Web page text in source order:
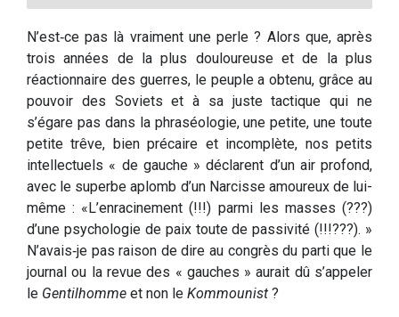
N’est‑ce pas là vraiment une perle ? Alors que, après
trois années de la plus douloureuse et de la plus
réactionnaire des guerres, le peuple a obtenu, grâce au
pouvoir des Soviets et à sa juste tactique qui ne
s’égare pas dans la phraséologie, une petite, une toute
petite trêve, bien précaire et incomplète, nos petits
intellectuels « de gauche » déclarent d’un air profond,
avec le superbe aplomb d’un Narcisse amoureux de lui-
même : «L’enracinement (!!!) parmi les masses (???)
d’une psychologie de paix toute de passivité (!!!???). »
N’avais‑je pas raison de dire au congrès du parti que le
journal ou la revue des « gauches » aurait dû s’appeler
le Gentilhomme et non le Kommou­nist ?